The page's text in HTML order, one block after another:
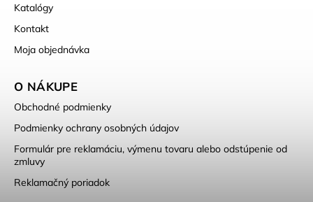
Katalógy
Kontakt
Moja objednávka
O NÁKUPE
Obchodné podmienky
Podmienky ochrany osobných údajov
Formulár pre reklamáciu, výmenu tovaru alebo odstúpenie od
zmluvy
Reklamačný poriadok